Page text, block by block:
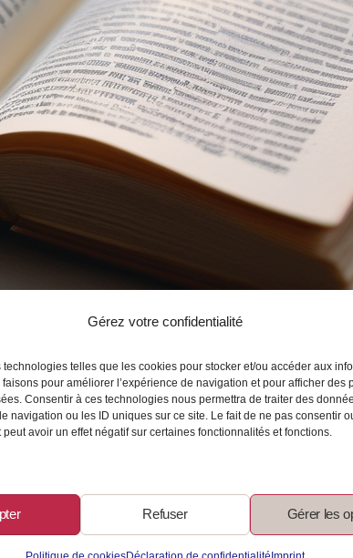
Gérez votre confidentialité
technologies telles que les cookies pour stocker et/ou accéder aux
pour améliorer l’expérience de navigation et pour afficher des
Consentir à ces technologies nous permettra de traiter des
navigation ou les ID uniques sur ce site. Le fait de ne pas consentir
avoir un effet négatif sur certaines fonctionnalités et fonctions.
Refuser Gérer les
– épisode 2